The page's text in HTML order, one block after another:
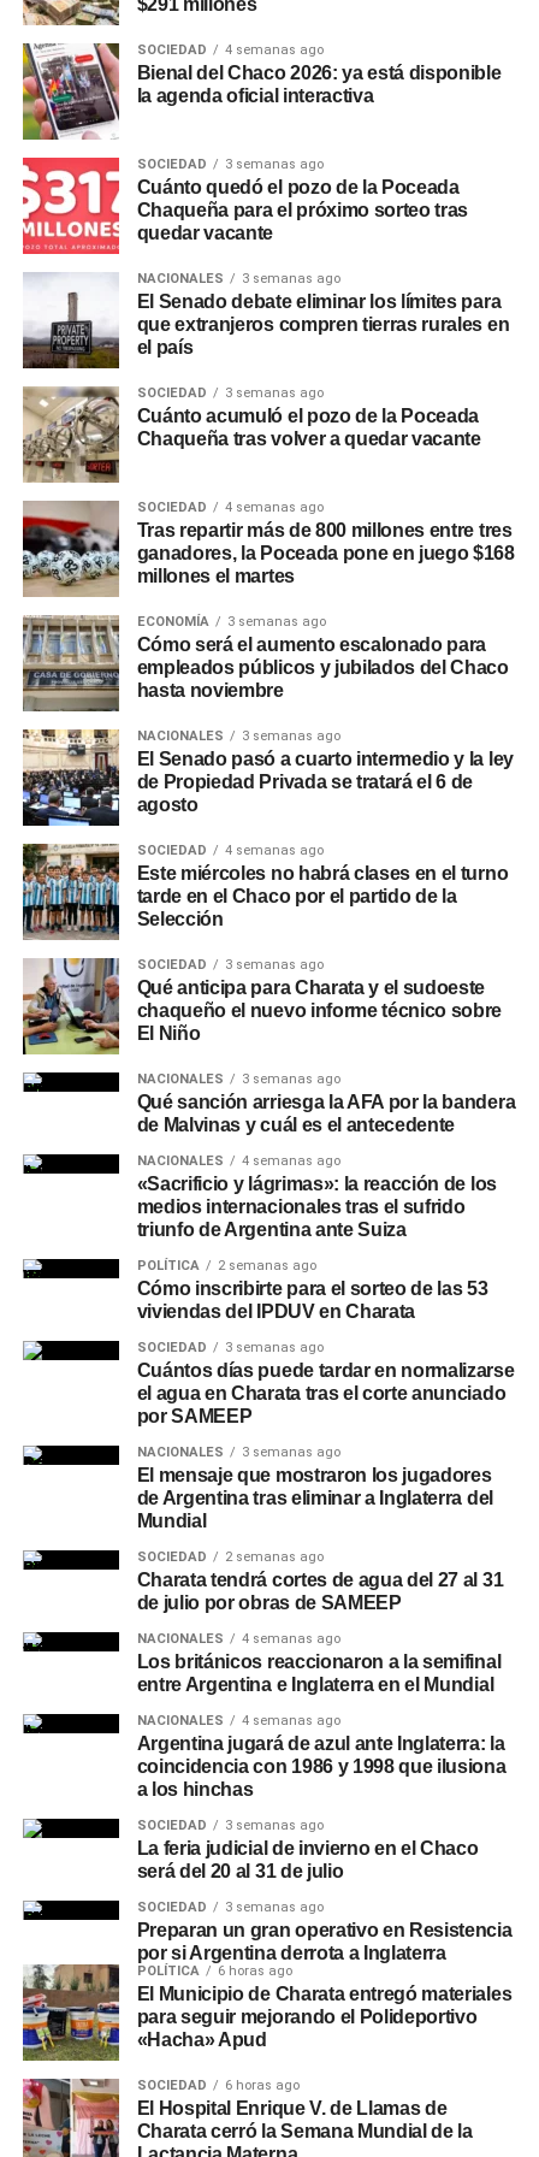
exceso de gas carbónico, reduciendo la sensación de
pesadez e hinchazón y resaltando las notas del lúpulo y
la cebada.
Podés consultar más informes de consumo, tendencias
urbanas y notas deSociedaden nuestro
«Estamos realizando un seguimiento permanente del
comportamiento del río para anticiparnos a cualquier
situación que pueda comprometer la captación de agua
cruda», expresó, y remarcó que el Directorio de la
empresa dispuso la ejecución de los trabajos para
garantizar el ingreso del caudal necesario a la obra de
toma.
En tanto, el jefe de la Planta Potabilizadora de Puerto
Lavalle, ingeniero Claudio Orrego, explicó que el dragado
mecánico y la canalización permiten optimizar el
escurrimiento del agua hacia la toma, mejorando las
condiciones de captación frente a la bajante del río, y
remarcó que las tareas se adecuan de forma permanente
a la evolución de las condiciones hidrológicas.
Un plan preventivo en
distintos puntos de la
provincia
DesdeSameepremarcaron que estas intervenciones
forman parte de un plan de trabajo preventivo que la
empresa desarrolla en distintos puntos de la provincia
para responder con rapidez a las variaciones hidrológicas
y asegurar la prestación del servicio, priorizando el
funcionamiento de las plantas potabilizadoras y el
abastecimiento a la población. La planta de Puerto
Lavalle distribuye agua potable a esa localidad y a Fortín
Lavalle, Juan José Castelli, Miraflores, El Espinillo y Villa
Río Bermejito.
$291 millones
SOCIEDAD 4 semanas ago
Bienal del Chaco 2026: ya está disponible
la agenda oficial interactiva
SOCIEDAD 3 semanas ago
Cuánto quedó el pozo de la Poceada
Chaqueña para el próximo sorteo tras
quedar vacante
NACIONALES 3 semanas ago
El Senado debate eliminar los límites para
que extranjeros compren tierras rurales en
el país
SOCIEDAD 3 semanas ago
Cuánto acumuló el pozo de la Poceada
Chaqueña tras volver a quedar vacante
SOCIEDAD 4 semanas ago
Tras repartir más de 800 millones entre tres
ganadores, la Poceada pone en juego $168
millones el martes
ECONOMÍA 3 semanas ago
Cómo será el aumento escalonado para
empleados públicos y jubilados del Chaco
hasta noviembre
NACIONALES 3 semanas ago
El Senado pasó a cuarto intermedio y la ley
de Propiedad Privada se tratará el 6 de
agosto
SOCIEDAD 4 semanas ago
Este miércoles no habrá clases en el turno
tarde en el Chaco por el partido de la
Selección
SOCIEDAD 3 semanas ago
Qué anticipa para Charata y el sudoeste
chaqueño el nuevo informe técnico sobre
El Niño
NACIONALES 3 semanas ago
Qué sanción arriesga la AFA por la bandera
de Malvinas y cuál es el antecedente
NACIONALES 4 semanas ago
«Sacrificio y lágrimas»: la reacción de los
medios internacionales tras el sufrido
triunfo de Argentina ante Suiza
POLÍTICA 2 semanas ago
Cómo inscribirte para el sorteo de las 53
viviendas del IPDUV en Charata
SOCIEDAD 3 semanas ago
Cuántos días puede tardar en normalizarse
el agua en Charata tras el corte anunciado
por SAMEEP
NACIONALES 3 semanas ago
El mensaje que mostraron los jugadores
de Argentina tras eliminar a Inglaterra del
Mundial
SOCIEDAD 2 semanas ago
Charata tendrá cortes de agua del 27 al 31
de julio por obras de SAMEEP
NACIONALES 4 semanas ago
Los británicos reaccionaron a la semifinal
entre Argentina e Inglaterra en el Mundial
NACIONALES 4 semanas ago
Argentina jugará de azul ante Inglaterra: la
coincidencia con 1986 y 1998 que ilusiona
a los hinchas
SOCIEDAD 3 semanas ago
La feria judicial de invierno en el Chaco
será del 20 al 31 de julio
SOCIEDAD 3 semanas ago
Preparan un gran operativo en Resistencia
por si Argentina derrota a Inglaterra
POLÍTICA 6 horas ago
El Municipio de Charata entregó materiales
para seguir mejorando el Polideportivo
«Hacha» Apud
SOCIEDAD 6 horas ago
El Hospital Enrique V. de Llamas de
Charata cerró la Semana Mundial de la